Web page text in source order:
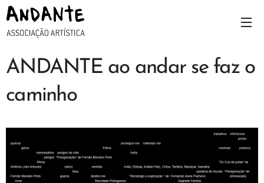
ANDANTE ao andar se faz o
caminho